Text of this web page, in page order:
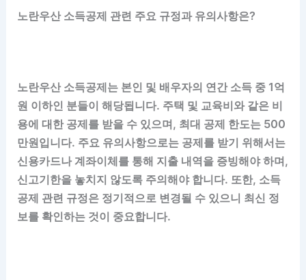
노란우산 소득공제 관련 주요 규정과 유의사항은?
노란우산 소득공제는 본인 및 배우자의 연간 소득 중 1억
원 이하인 분들이 해당됩니다. 주택 및 교육비와 같은 비
용에 대한 공제를 받을 수 있으며, 최대 공제 한도는 500
만원입니다. 주요 유의사항으로는 공제를 받기 위해서는
신용카드나 계좌이체를 통해 지출 내역을 증빙해야 하며,
신고기한을 놓치지 않도록 주의해야 합니다. 또한, 소득
공제 관련 규정은 정기적으로 변경될 수 있으니 최신 정
보를 확인하는 것이 중요합니다.